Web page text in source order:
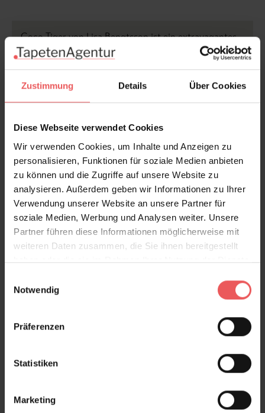
Zustimmung Details Über Cookies
Diese Webseite verwendet Cookies
Wir verwenden Cookies, um Inhalte und Anzeigen zu
personalisieren, Funktionen für soziale Medien anbieten
zu können und die Zugriffe auf unsere Website zu
analysieren. Außerdem geben wir Informationen zu Ihrer
Verwendung unserer Website an unsere Partner für
soziale Medien, Werbung und Analysen weiter. Unsere
Partner führen diese Informationen möglicherweise mit
weiteren Daten zusammen, die Sie ihnen bereitgestellt
haben oder die sie im Rahmen Ihrer Nutzung der Dienste
Notwendig
Präferenzen
Statistiken
Marketing
Coco Tiger von Lisa Bengtsson ist ein extravagantes
Pop-Art-Statement mit eine Prise Humor. Auf
den Raum – im Maul goldene Quasten und feine
Ketten. Das Muster verbindet Wildheit mit Glamour
Außergewöhnlich und verspielt zugleich, zieht die
Jugendzimmer, sondern durchaus auch für moderne
Wohnräume und trendige Bars – sie macht jeden
Raum unverwechselbar. Mit ihrem mutigen Design
steht der Hingucker Coco Tiger für Individualität und
kreative Wohnkultur mit Augenzwinkern.
Produktdetails